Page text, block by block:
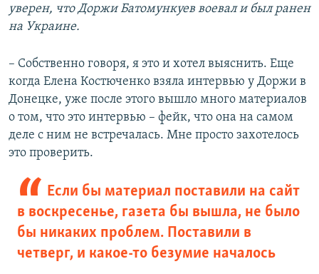
уверен, что Доржи Батомункуев воевал и был ранен
на Украине.
– Собственно говоря, я это и хотел выяснить. Еще
когда Елена Костюченко взяла интервью у Доржи в
Донецке, уже после этого вышло много материалов
о том, что это интервью – фейк, что она на самом
деле с ним не встречалась. Мне просто захотелось
это проверить.
Если бы материал поставили на сайт
в воскресенье, газета бы вышла, не было
бы никаких проблем. Поставили в
четверг, и какое-то безумие началось